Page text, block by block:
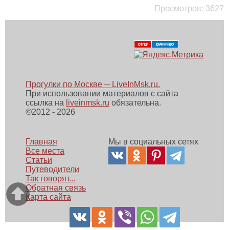
Просмотров: 3627
Прогулки по Москве ─ LiveInMsk.ru.
При использовании материалов с сайта
ссылка на liveinmsk.ru обязательна.
©2012 - 2026
Главная
Все места
Статьи
Путеводители
Так говорят...
Обратная связь
Карта сайта
Мы в социальных сетях